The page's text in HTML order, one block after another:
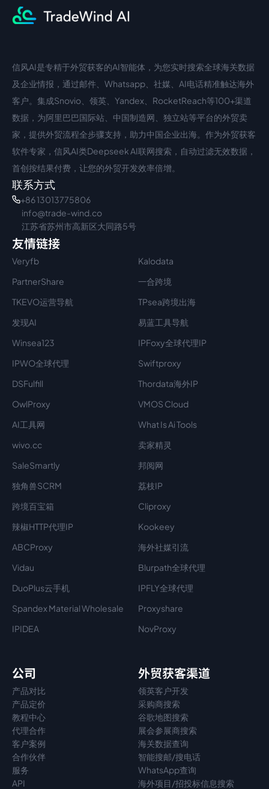
中文入口
信风AI是专精于外贸获客的AI智能体，为您实时搜索全球海关数据
及企业情报，通过邮件、Whatsapp、社媒、AI电话精准触达海外
客户。集成Snovio、领英、Yandex、RocketReach等100+渠道
数据，为阿里巴巴国际站、中国制造网、独立站等平台的外贸卖
家，提供外贸流程全步骤支持，助力中国企业出海。作为外贸获客
软件专家，信风AI类Deepseek AI联网搜索，自动过滤无效数据，
首创按结果付费，让您的外贸开发效率倍增。
联系方式
+86 13013775806
info@trade-wind.co
江苏省苏州市高新区大同路5号
友情链接
Veryfb
Kalodata
PartnerShare
一合跨境
TKEVO运营导航
TPsea跨境出海
发现AI
易蓝工具导航
Winsea123
IPFoxy全球代理IP
IPWO全球代理
Swiftproxy
DSFulfill
Thordata海外IP
OwlProxy
VMOS Cloud
AI工具网
What Is Ai Tools
wivo.cc
卖家精灵
SaleSmartly
邦阅网
独角兽SCRM
荔枝IP
跨境百宝箱
Cliproxy
辣椒HTTP代理IP
Kookeey
ABCProxy
海外社媒引流
Vidau
Blurpath全球代理
DuoPlus云手机
IPFLY全球代理
Spandex Material Wholesale​
Proxyshare
IPIDEA
NovProxy
公司
产品对比
产品定价
教程中心
代理合作
客户案例
合作伙伴
服务
API
外贸获客渠道
领英客户开发
采购商搜索
谷歌地图搜索
展会参展商搜索
海关数据查询
智能搜邮/搜电话
WhatsApp查询
海外项目/招投标信息搜索